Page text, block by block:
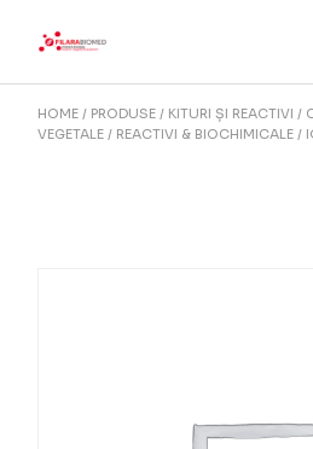
HOME PRODUSE KITURI ȘI REACTIVI
VEGETALE
REACTIVI & BIOCHIMICALE